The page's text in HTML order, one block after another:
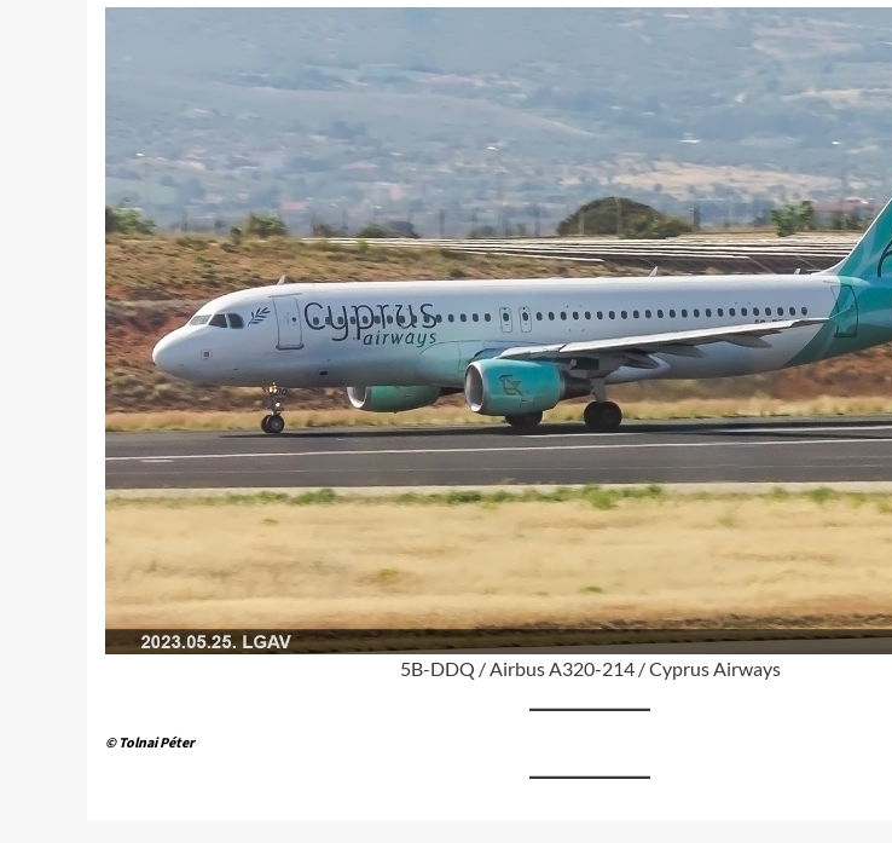
5B-DDQ / Airbus A320-214 / Cyprus Airways
© Tolnai Péter